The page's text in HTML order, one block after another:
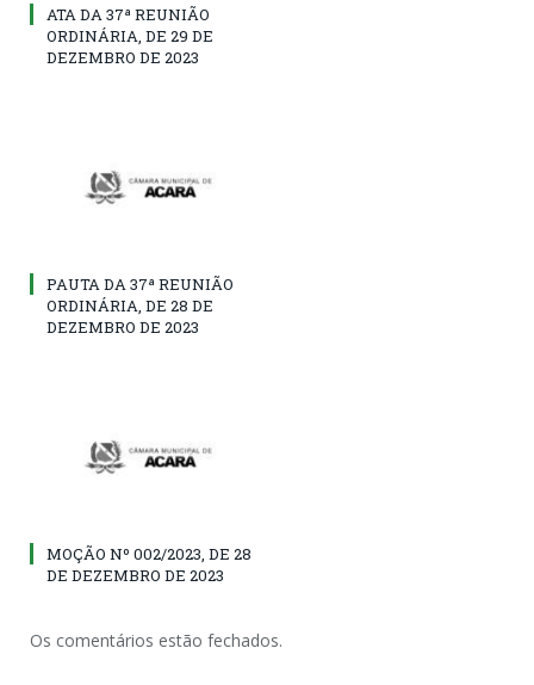
ATA DA 37ª REUNIÃO
ORDINÁRIA, DE 29 DE
DEZEMBRO DE 2023
PAUTA DA 37ª REUNIÃO
ORDINÁRIA, DE 28 DE
DEZEMBRO DE 2023
MOÇÃO Nº 002/2023, DE 28
DE DEZEMBRO DE 2023
Os comentários estão fechados.